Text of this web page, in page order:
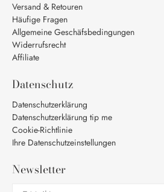
Versand & Retouren
Häufige Fragen
Allgemeine Geschäfsbedingungen
Widerrufsrecht
Affiliate
Datenschutz
Datenschutzerklärung
Datenschutzerklärung tip me
Cookie-Richtlinie
Ihre Datenschutzeinstellungen
Newsletter